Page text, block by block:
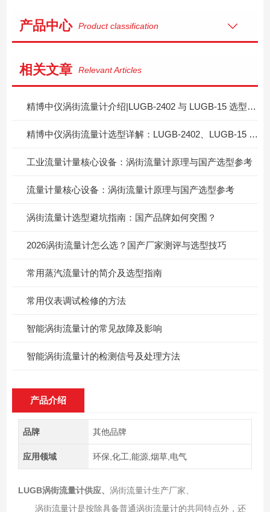
产品中心 Product classification
相关文章 Relevant Articles
精博中仪涡街流量计介绍|LUGB‑2402 与 LUGB‑15 选型区分指南
精博中仪涡街流量计选型详解：LUGB‑2402、LUGB‑15 两款型号怎么按需挑选？
工业流量计量核心设备：涡街流量计原理与国产选型参考
流量计量核心设备：涡街流量计原理与国产选型参考
涡街流量计选型避坑指南：国产品牌如何突围？
2026涡街流量计怎么选？国产厂家测评与选型技巧
常用蒸汽流量计的简介及选型指南
常用仪表调试检修的方法
智能涡街流量计的常见故障及影响
智能涡街流量计的检测信号及处理方法
产品介绍
品牌 其他品牌
应用领域 环保,化工,能源,烟草,电气
LUGB涡街流量计供应、 涡街流量计生产厂家、
涡街流量计是按除具备普通涡街流量计的共同特点外，还